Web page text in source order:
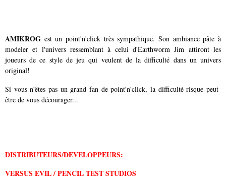
AMIKROG est un point'n'click très sympathique. Son ambiance pâte à
modeler et l'univers ressemblant à celui d'Earthworm Jim attiront les
joueurs de ce style de jeu qui veulent de la difficulté dans un univers
original!
Si vous n'êtes pas un grand fan de point'n'click, la difficulté risque peut-
être de vous décourager...
DISTRIBUTEURS/DEVELOPPEURS:
VERSUS EVIL / PENCIL TEST STUDIOS